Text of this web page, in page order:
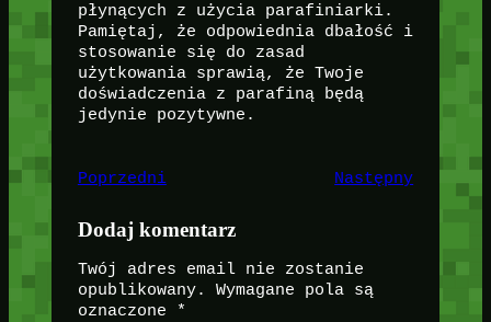
płynących z użycia parafiniarki.
Pamiętaj, że odpowiednia dbałość i
stosowanie się do zasad
użytkowania sprawią, że Twoje
doświadczenia z parafiną będą
jedynie pozytywne.
Poprzedni Następny
Dodaj komentarz
Twój adres email nie zostanie
opublikowany.
Wymagane pola są
oznaczone
*